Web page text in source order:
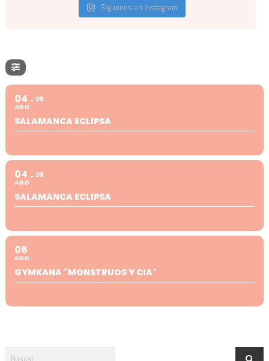
Síguenos en Instagram
04
AGO
08
SALAMANCA ECLIPSA
04
AGO
08
SALAMANCA ECLIPSA
06
AGO
GYMKANA "MONSTRUOS Y CIA"